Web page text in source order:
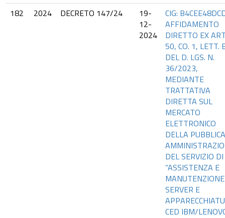
182
2024 DECRETO 147/24
19-
12-
2024
CIG:
AFFIDAMENTO
DIRETTO EX
50, CO. 1, LETT.
DEL D. LGS. N.
36/2023,
MEDIANTE
TRATTATIVA
DIRETTA SUL
MERCATO
ELETTRONICO
DELLA PUBBLICA
DEL SERVIZIO DI
“ASSISTENZA E
MANUTENZIONE
SERVER E
CED IBM/